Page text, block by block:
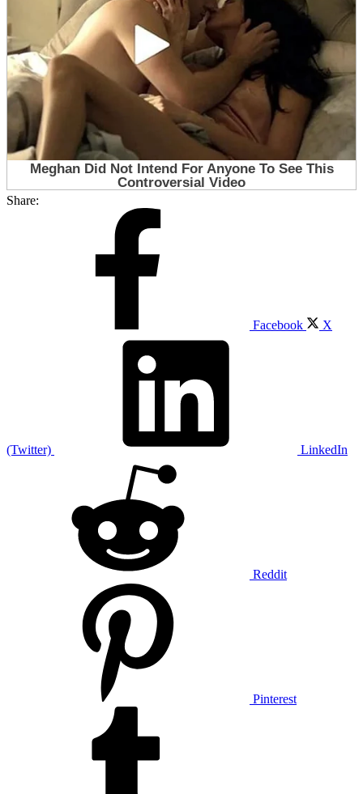
Share:
Facebook X
(Twitter) LinkedIn
Reddit
Pinterest